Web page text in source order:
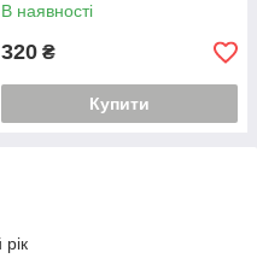
В наявності
320 ₴
Купити